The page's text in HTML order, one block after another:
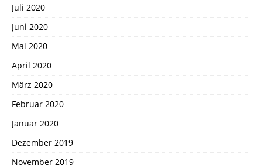
Juli 2020
Juni 2020
Mai 2020
April 2020
März 2020
Februar 2020
Januar 2020
Dezember 2019
November 2019